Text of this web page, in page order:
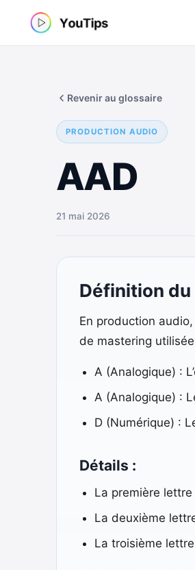
PRODUCTION AUDIO
AAD
Revenir au glossaire
21 mai 2026
Définition du
En production
de mastering
A (Analogique) :
A (Analogique) :
D (Numérique) :
Détails :
La première
La deuxième
La troisième